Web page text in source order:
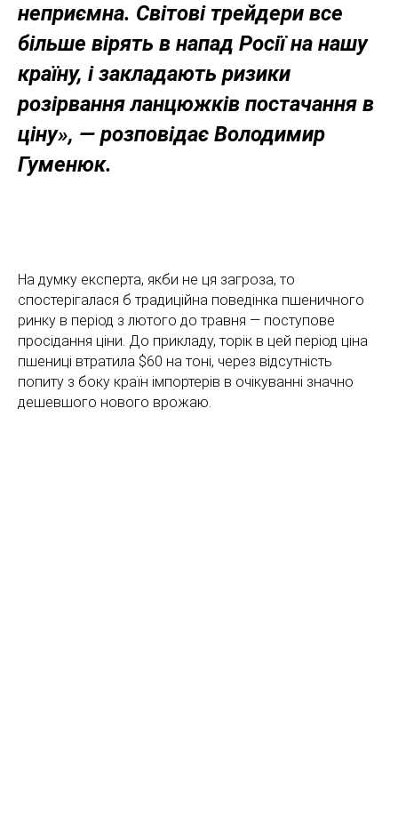
неприємна. Світові трейдери все
більше вірять в напад Росії на нашу
країну, і закладають ризики
розірвання ланцюжків постачання в
ціну», — розповідає Володимир
Гуменюк.
На думку експерта, якби не ця загроза, то
спостерігалася б традиційна поведінка пшеничного
ринку в період з лютого до травня — поступове
просідання ціни. До прикладу, торік в цей період ціна
пшениці втратила $60 на тоні, через відсутність
попиту з боку країн імпортерів в очікуванні значно
дешевшого нового врожаю.